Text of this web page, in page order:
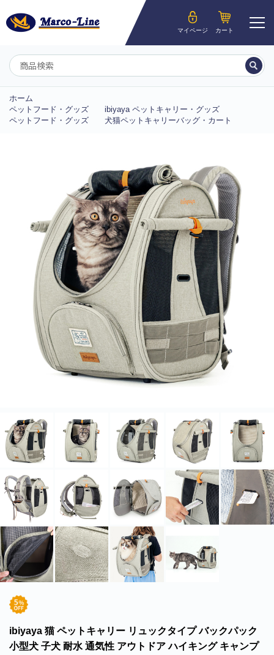
マイページ カート
ホーム
ペットフード・グッズ
ibiyaya ペットキャリー・グッズ
ペットフード・グッズ
犬猫ペットキャリーバッグ・カート
ibiyaya 猫 ペットキャリー リュックタイプ バックパック
小型犬 子犬 耐水 通気性 アウトドア ハイキング キャンプ
ようこそ__MEMBER_LASTNAME__様
マイページ
北海道・沖縄のお客様には一部送料のご負担をお願いいたします。割引サービスは一
部除外品があります。